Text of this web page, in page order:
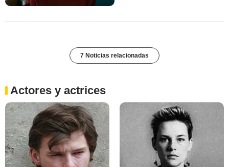
7 Noticias relacionadas
Actores y actrices